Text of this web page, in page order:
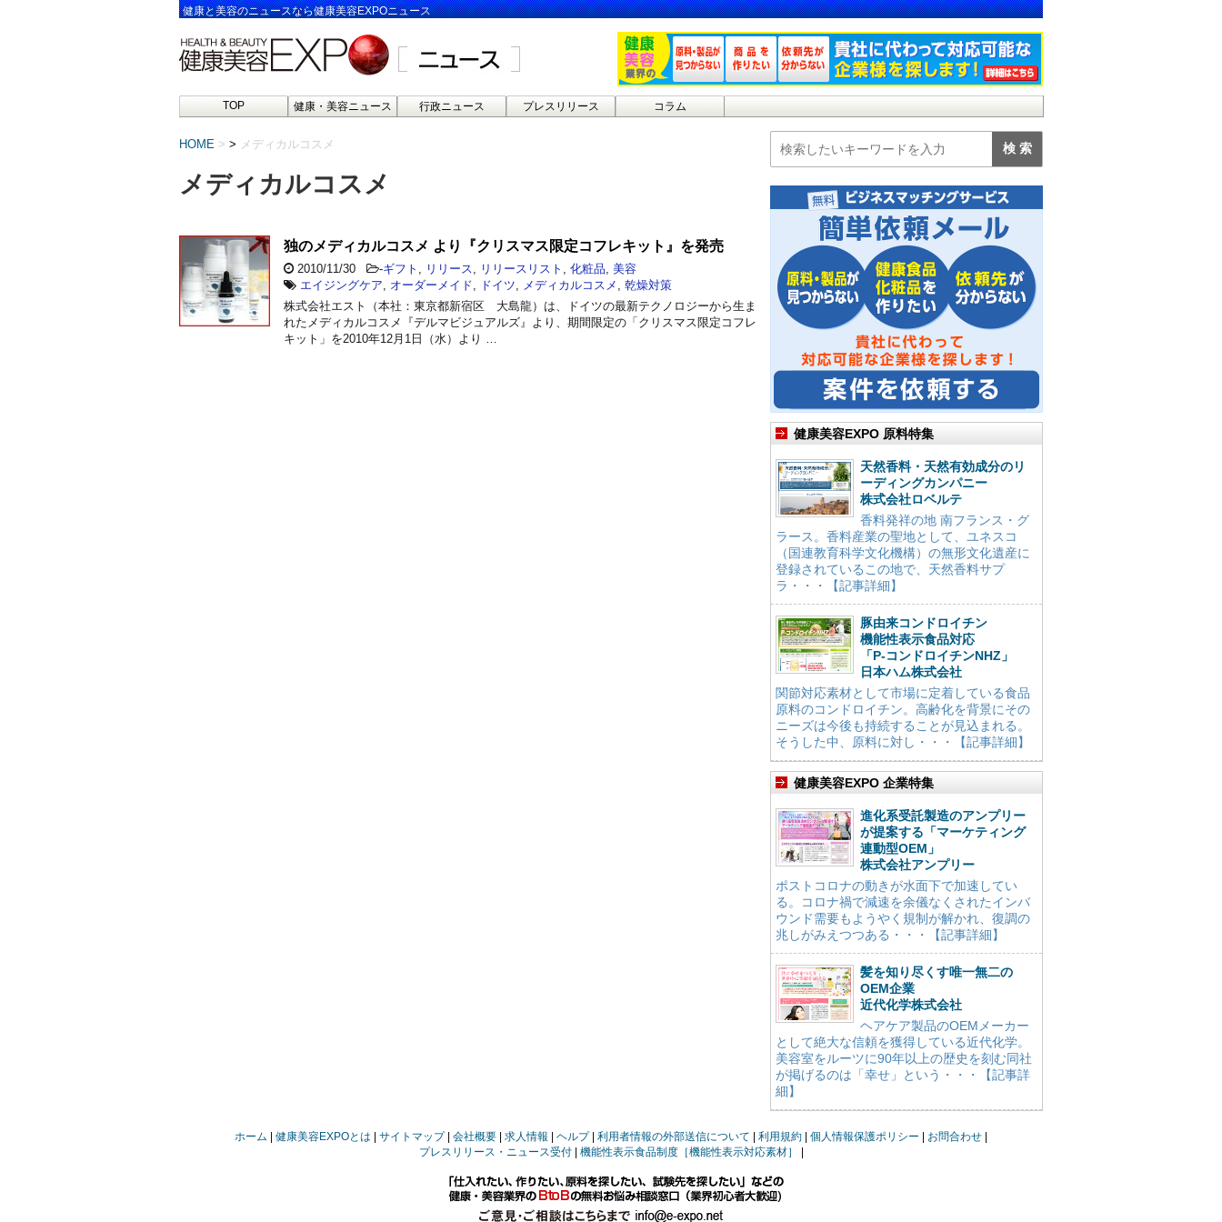
健康と美容のニュースなら健康美容EXPOニュース
TOP 健康・美容ニュース 行政ニュース プレスリリース コラム
HOME > メディカルコスメ
メディカルコスメ
独のメディカルコスメ より『クリスマス限定コフレキット』を発売
2010/11/30 -ギフト リリース リリースリスト 化粧品 美容
エイジングケア
オーダーメイド ドイツ メディカルコスメ
乾燥対策
株式会社エスト（本社：東京都新宿区 大島龍）は、ドイツの最新テクノロジーから生ま
れたメディカルコスメ『デルマビジュアルズ』より、期間限定の「クリスマス限定コフレ
キット」を2010年12月1日（水）より …
健康美容EXPO 原料特集
天然香料・天然有効成分のリ
ーディングカンパニー
株式会社ロベルテ
香料発祥の地 南フランス・グ
ラース。香料産業の聖地として、ユネスコ
（国連教育科学文化機構）の無形文化遺産に
登録されているこの地で、天然香料サプ
ラ・・・【記事詳細】
豚由来コンドロイチン
機能性表示食品対応
「P-コンドロイチンNHZ」
日本ハム株式会社
関節対応素材として市場に定着している食品
原料のコンドロイチン。高齢化を背景にその
ニーズは今後も持続することが見込まれる。
そうした中、原料に対し・・・【記事詳細】
健康美容EXPO 企業特集
進化系受託製造のアンプリー
が提案する「マーケティング
連動型OEM」
株式会社アンプリー
ポストコロナの動きが水面下で加速してい
る。コロナ禍で減速を余儀なくされたインバ
ウンド需要もようやく規制が解かれ、復調の
兆しがみえつつある・・・【記事詳細】
髪を知り尽くす唯一無二の
OEM企業
近代化学株式会社
ヘアケア製品のOEMメーカー
として絶大な信頼を獲得している近代化学。
美容室をルーツに90年以上の歴史を刻む同社
が掲げるのは「幸せ」という・・・【記事詳
細】
ホーム 健康美容EXPOとは サイトマップ 会社概要 求人情報 ヘルプ 利用者情報の外部送信について 利用規約 個人情報保護ポリシー
お問合わせ
プレスリリース・ニュース受付
機能性表示食品制度［機能性表示対応素材］